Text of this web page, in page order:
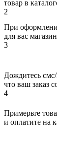
товар в
2
При
для вас
3
Дождитесь
что ваш заказ
4
Примерьте
и оплатите на